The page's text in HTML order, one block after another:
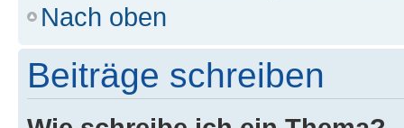
Nach oben
Beiträge schreiben